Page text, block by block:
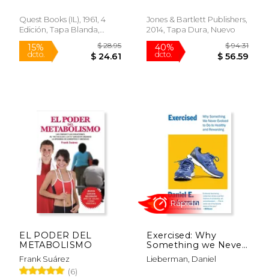
15%
dcto. $ 20.00
15%
dcto. $
Quest Books (IL), 1961, 4
Edición, Tapa Blanda,
Nuevo
Cousins, Robert J.
Jones & Bartlett Publishers,
2014, Tapa Dura, Nuevo
EL PODER DEL
METABOLISMO
Frank Suárez
(6)
Exercised: Why
Something we Never
Evolved to do is
Healthy and
Lieberman, Daniel